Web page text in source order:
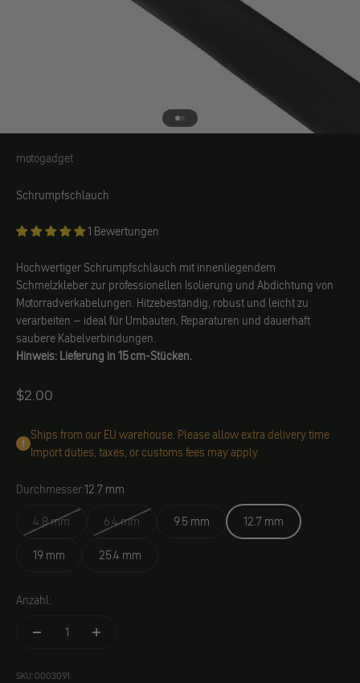
Gehe zu Element 1
Gehe zu Element 2
motogadget
motogadget
Schrumpfschlauch
1 Bewertungen
Hochwertiger Schrumpfschlauch mit innenliegendem
Schmelzkleber zur professionellen Isolierung und Abdichtung von
Motorradverkabelungen. Hitzebeständig, robust und leicht zu
verarbeiten – ideal für Umbauten, Reparaturen und dauerhaft
saubere Kabelverbindungen.
Hinweis: Lieferung in 15 cm-Stücken.
Angebot
$2.00
Ships from our EU warehouse. Please allow extra delivery time
Import duties, taxes, or customs fees may apply.
Durchmesser:12.7 mm
4.8 mm
6.4 mm 9.5 mm 12.7 mm
19 mm 25.4 mm
Anzahl:
SKU: 0003091